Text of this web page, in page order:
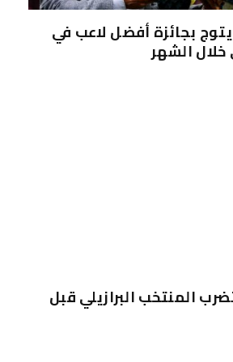
بجائزة أفضل لاعب في
الشهر
المنتخب البرازيلي قبل